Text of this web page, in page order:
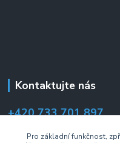
Kontaktujte nás
+420 733 701 897
Pro základní funkčnost,